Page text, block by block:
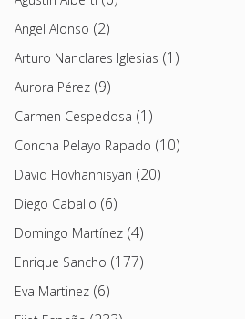
Angel Alonso (2)
Arturo Nanclares Iglesias (1)
Aurora Pérez (9)
Carmen Cespedosa (1)
Concha Pelayo Rapado (10)
David Hovhannisyan (20)
Diego Caballo (6)
Domingo Martínez (4)
Enrique Sancho (177)
Eva Martinez (6)